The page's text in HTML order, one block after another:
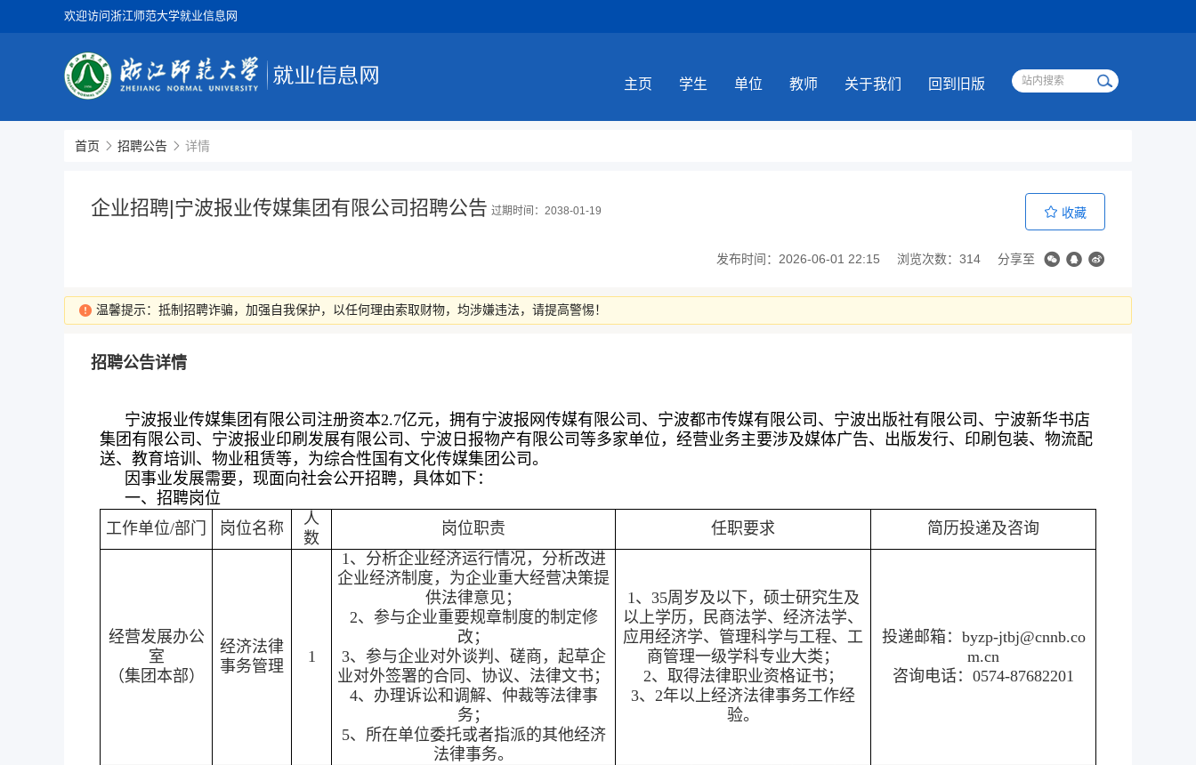
欢迎访问浙江师范大学就业信息网
主页 学生 单位 教师 关于我们 回到旧版
首页 招聘公告 详情
企业招聘|宁波报业传媒集团有限公司招聘公告 过期时间：2038-01-19 收藏
发布时间：2026-06-01 22:15 浏览次数：314 分享至
温馨提示：抵制招聘诈骗，加强自我保护，以任何理由索取财物，均涉嫌违法，请提高警惕！
招聘公告详情
宁波报业传媒集团有限公司注册资本2.7亿元，拥有宁波报网传媒有限公司、宁波都市传媒有限公司、宁波出版社有限公司、宁波新华书店
集团有限公司、宁波报业印刷发展有限公司、宁波日报物产有限公司等多家单位，经营业务主要涉及媒体广告、出版发行、印刷包装、物流配
送、教育培训、物业租赁等，为综合性国有文化传媒集团公司。
因事业发展需要，现面向社会公开招聘，具体如下：
一、招聘岗位
工作单位/部门
岗位名称
人
数
岗位职责 任职要求 简历投递及咨询
经营发展办公
室
（集团本部）
经济法律
事务管理
1
1、分析企业经济运行情况，分析改进
企业经济制度，为企业重大经营决策提
供法律意见；
2、参与企业重要规章制度的制定修
改；
3、参与企业对外谈判、磋商，起草企
业对外签署的合同、协议、法律文书；
4、办理诉讼和调解、仲裁等法律事
务；
5、所在单位委托或者指派的其他经济
法律事务。
1、35周岁及以下，硕士研究生及
以上学历，民商法学、经济法学、
应用经济学、管理科学与工程、工
商管理一级学科专业大类；
2、取得法律职业资格证书；
3、2年以上经济法律事务工作经
验。
投递邮箱：byzp-jtbj@cnnb.co
m.cn
咨询电话：0574-87682201